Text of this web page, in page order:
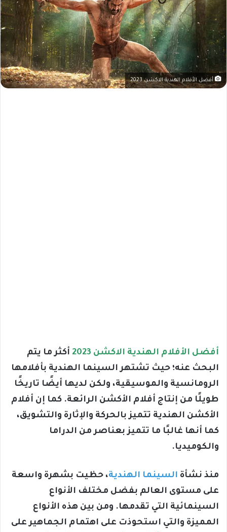
أفضل الأفلام الهندية الاكشن 2023
أفضل الأفلام الهندية الاكشن 2023
أكثر ما يتم
البحث عنه؛ حيث تشتهر السينما الهندية بأفلامها
الرومانسية والموسيقية، ولكن لديها أيضًا تاريخًا
طويلًا من إنتاج أفلام الأكشن الرائعة. كما إن أفلام
الأكشن الهندية تتميز بالحركة والإثارة والتشويق،
كما أنها غالبًا ما تتميز بعناصر من الدراما
والكوميديا.
منذ نشأة السينما الهندية، حظيت بشهرة واسعة
على مستوى العالم بفضل مختلف الأنواع
السينمائية التي تقدمها. ومن بين هذه الأنواع
المميزة والتي استحوذت على اهتمام الجماهير على